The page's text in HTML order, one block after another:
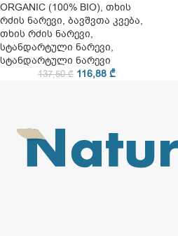
ORGANIC (100% BIO), თხის
რძის ნარევი, ბავშვთა კვება,
თხის რძის ნარევი,
სტანდარტული ნარევი,
სტანდარტული ნარევი
137,50₾ 116,88 ₾